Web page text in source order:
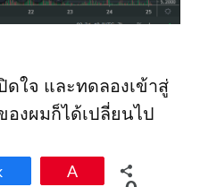
ดใจ และทดลองเข้าสู่
องผมก็ได้เปลี่ยนไป